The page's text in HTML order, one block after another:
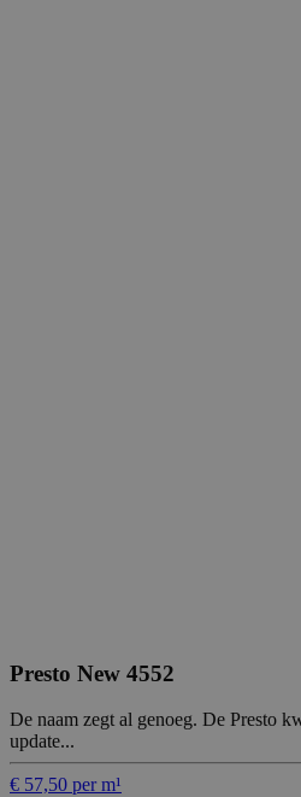
Presto New 4552
De naam zegt al genoeg. De Presto
update...
€ 57,50 per m¹